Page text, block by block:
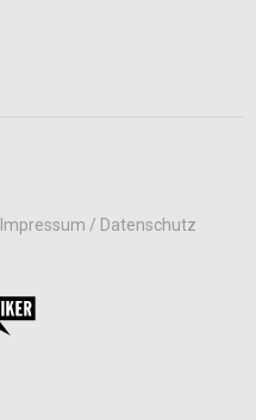
Impressum / Datenschutz